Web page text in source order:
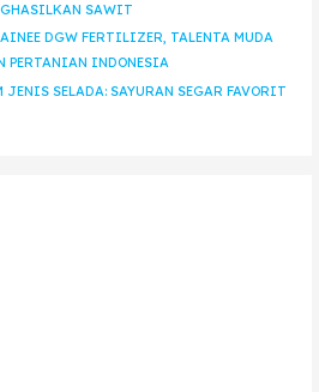
SAWIT
DGW FERTILIZER, TALENTA MUDA
PERTANIAN INDONESIA
SELADA: SAYURAN SEGAR FAVORIT